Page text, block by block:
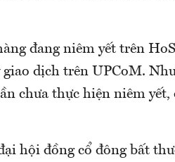
đang niêm yết trên
giao dịch trên UPCoM.
chưa thực hiện niêm
hội đồng cổ đông bất